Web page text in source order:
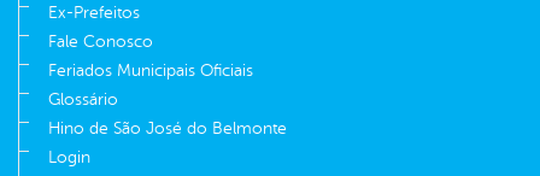
Ex-Prefeitos
Fale Conosco
Feriados Municipais Oficiais
Glossário
Hino de São José do Belmonte
Login